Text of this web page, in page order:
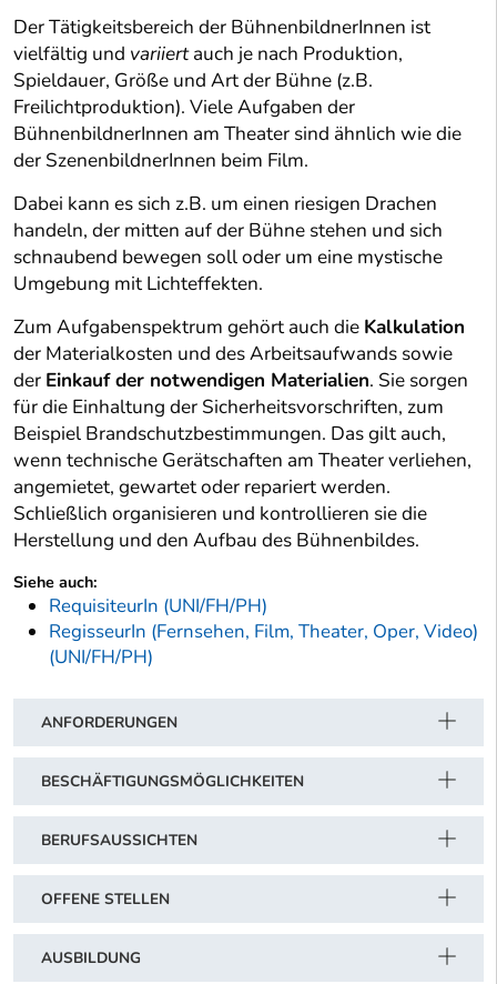
Der Tätigkeitsbereich der BühnenbildnerInnen ist
vielfältig und variiertauch je nach Produktion,
Spieldauer, Größe und Art der Bühne (z.B.
Freilichtproduktion). Viele Aufgaben der
BühnenbildnerInnen am Theater sind ähnlich wie die
der SzenenbildnerInnen beim Film.
Dabei kann es sich z.B. um einen riesigen Drachen
handeln, der mitten auf der Bühne stehen und sich
schnaubend bewegen soll oder um eine mystische
Umgebung mit Lichteffekten.
Zum Aufgabenspektrum gehört auch die Kalkulation
der Materialkosten und des Arbeitsaufwands sowie
der Einkauf der notwendigen Materialien. Sie sorgen
für die Einhaltung der Sicherheitsvorschriften, zum
Beispiel Brandschutzbestimmungen. Das gilt auch,
wenn technische Gerätschaften am Theater verliehen,
angemietet, gewartet oder repariert werden.
Schließlich organisieren und kontrollieren sie die
Herstellung und den Aufbau des Bühnenbildes.
Siehe auch:
RequisiteurIn (UNI/FH/PH)
RegisseurIn (Fernsehen, Film, Theater, Oper, Video)
(UNI/FH/PH)
ANFORDERUNGEN
BESCHÄFTIGUNGSMÖGLICHKEITEN
BERUFSAUSSICHTEN
OFFENE STELLEN
AUSBILDUNG